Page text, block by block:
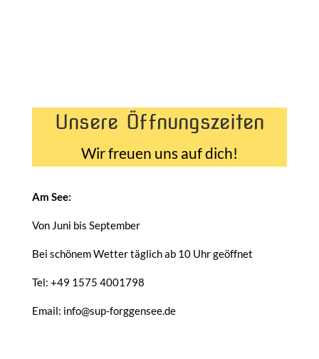
Unsere Öffnungszeiten
Wir freuen uns auf dich!
Am See:
Von Juni bis September
Bei schönem Wetter täglich ab 10 Uhr geöffnet
Tel: +49 1575 4001798
Email: info@sup-forggensee.de